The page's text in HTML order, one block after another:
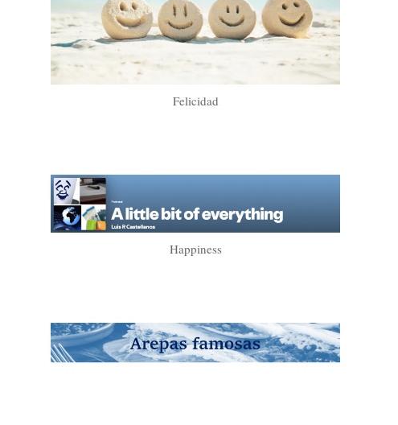
Felicidad
Happiness